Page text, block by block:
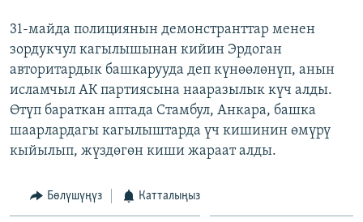
31-майда полициянын демонстранттар менен
зордукчул кагылышынан кийин Эрдоган
авторитардык башкарууда деп күнөөлөнүп, анын
исламчыл АК партиясына нааразылык күч алды.
Өтүп бараткан аптада Стамбул, Анкара, башка
шаарлардагы кагылыштарда үч кишинин өмүрү
кыйылып, жүздөгөн киши жараат алды.
Бөлүшүңүз Катталыңыз